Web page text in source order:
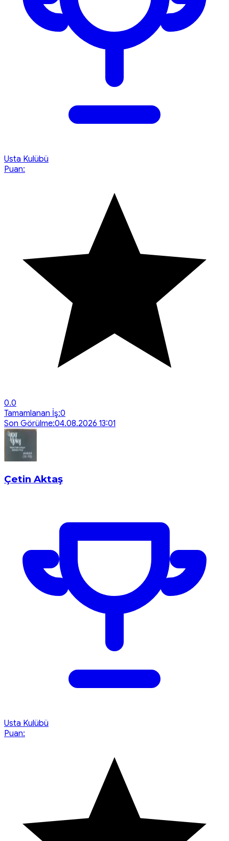
Usta Kulübü
Puan:
0.0
Tamamlanan İş:0
Son Görülme:04.08.2026 13:01
Çetin Aktaş
Usta Kulübü
Puan: